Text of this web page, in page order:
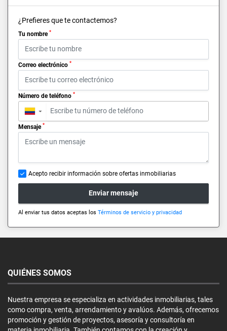
¿Prefieres que te contactemos?
Tu nombre *
Correo electrónico *
Número de teléfono *
▼
Mensaje *
Acepto recibir información sobre ofertas inmobiliarias
Enviar mensaje
Al enviar tus datos aceptas los Términos de servicio y privacidad
QUIÉNES SOMOS
Nuestra empresa se especializa en actividades inmobiliarias, tales
como compra, venta, arrendamiento y avalúos. Además, ofrecemos
promoción y gestión de proyectos, asesoría y consultoría en